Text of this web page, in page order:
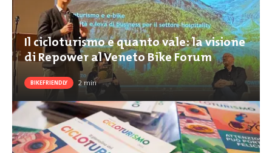
Il cicloturismo e quanto vale: la visione
di Repower al Veneto Bike Forum
BIKEFRIENDLY 2min